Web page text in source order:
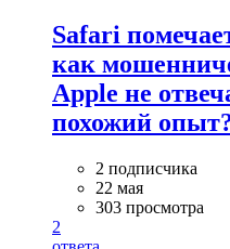
Safari
как
Apple не
похожий
2 подписчика
22 мая
303 просмотра
2